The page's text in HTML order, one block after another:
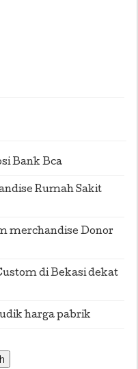
Bank Bca
Rumah Sakit
merchandise Donor
di Bekasi dekat
harga pabrik